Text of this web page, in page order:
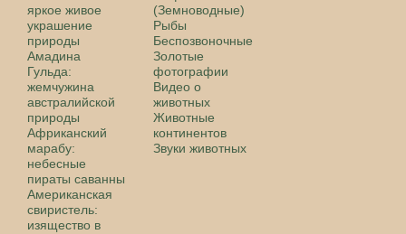
яркое живое
украшение
природы
Амадина
Гульда:
жемчужина
австралийской
природы
Африканский
марабу:
небесные
пираты саванны
Американская
свиристель:
изящество в
(Земноводные)
Рыбы
Беспозвоночные
Золотые
фотографии
Видео о
животных
Животные
континентов
Звуки животных